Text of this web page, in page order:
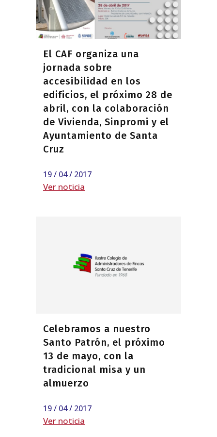
El CAF organiza una
jornada sobre
accesibilidad en los
edificios, el próximo 28 de
abril, con la colaboración
de Vivienda, Sinpromi y el
Ayuntamiento de Santa
Cruz
19 / 04 / 2017
Ver noticia
Celebramos a nuestro
Santo Patrón, el próximo
13 de mayo, con la
tradicional misa y un
almuerzo
19 / 04 / 2017
Ver noticia